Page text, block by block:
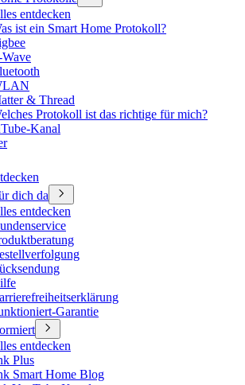
entdecken
ist ein Smart Home Protokoll?
& Thread
Protokoll ist das richtige für mich?
Kanal
dich da
entdecken
Garantie
entdecken
Plus
Smart Home Blog